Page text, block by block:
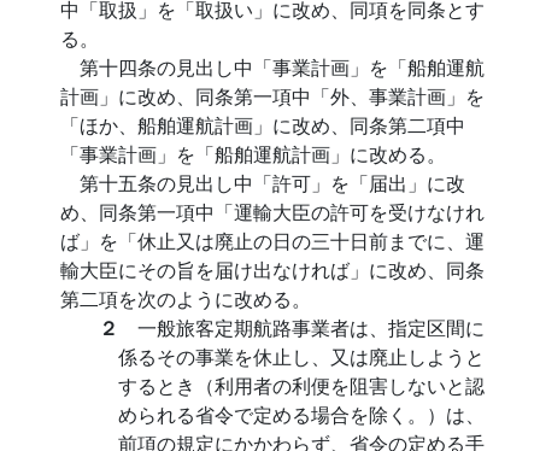
中「取扱」を「取扱い」に改め、同項を同条とす
る。
第十四条の見出し中「事業計画」を「船舶運航
計画」に改め、同条第一項中「外、事業計画」を
「ほか、船舶運航計画」に改め、同条第二項中
「事業計画」を「船舶運航計画」に改める。
第十五条の見出し中「許可」を「届出」に改
め、同条第一項中「運輸大臣の許可を受けなけれ
ば」を「休止又は廃止の日の三十日前までに、運
輸大臣にその旨を届け出なければ」に改め、同条
第二項を次のように改める。
２ 一般旅客定期航路事業者は、指定区間に
係るその事業を休止し、又は廃止しようと
するとき（利用者の利便を阻害しないと認
められる省令で定める場合を除く。）は、
前項の規定にかかわらず、省令の定める手